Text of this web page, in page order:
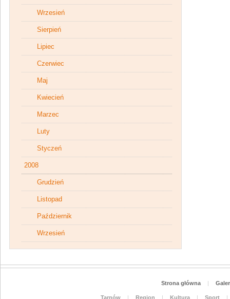
Wrzesień
Sierpień
Lipiec
Czerwiec
Maj
Kwiecień
Marzec
Luty
Styczeń
2008
Grudzień
Listopad
Październik
Wrzesień
Strona główna |
Tarnów | Region | Kultura | Sport
|